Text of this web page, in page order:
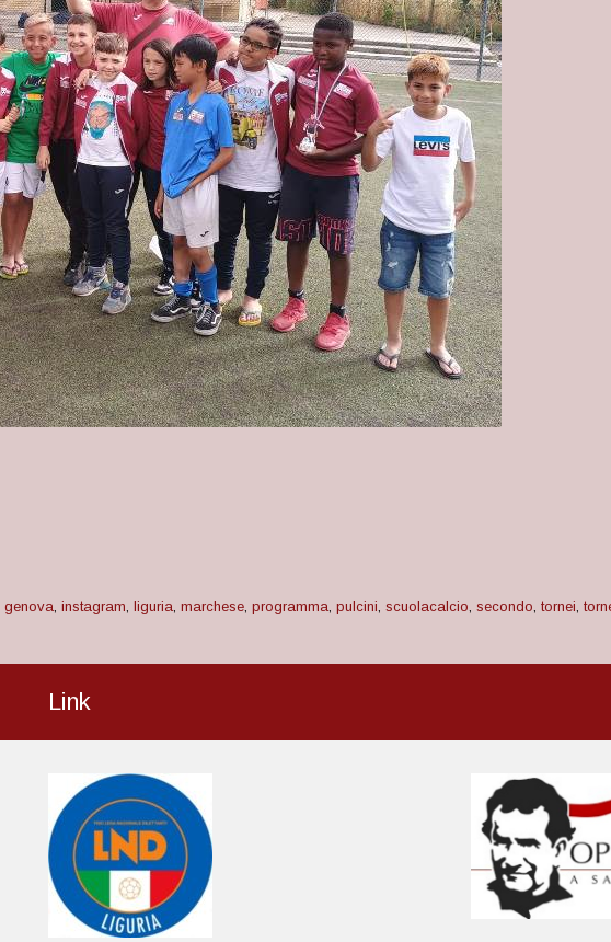
genova, instagram, liguria, marchese, programma, pulcini, scuolacalcio, secondo, tornei,
Link